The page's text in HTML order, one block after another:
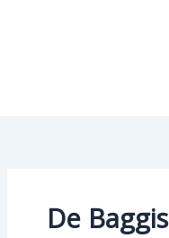
De Baggis